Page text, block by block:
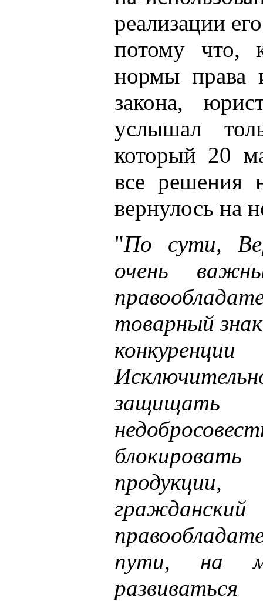
реализации
потому что,
нормы права
закона,
услышал
который 20
все решения
вернулось на
"По сути,
очень
товарный
пути, на